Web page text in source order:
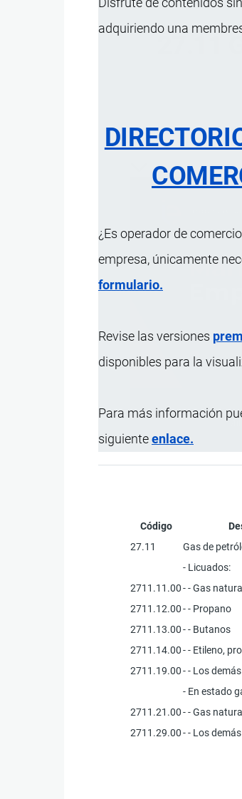
adquiriendo una
¿Es operador de
empresa, únicamente
formulario.
Revise las versiones
disponibles para la
Para más información
siguienteenlace.
27.11
Código
27.11
Gas de
- Licuados:
2711.11.00- - Gas natural
2711.12.00- - Propano
2711.13.00- - Butanos
2711.14.00- - Etileno,
2711.19.00- - Los demás
- En estado
2711.21.00- - Gas natural
2711.29.00- - Los demás